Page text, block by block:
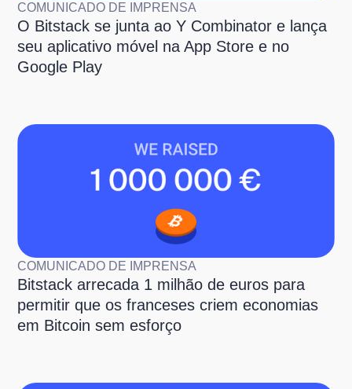
COMUNICADO DE IMPRENSA
O Bitstack se junta ao Y Combinator e lança
seu aplicativo móvel na App Store e no
Google Play
COMUNICADO DE IMPRENSA
Bitstack arrecada 1 milhão de euros para
permitir que os franceses criem economias
em Bitcoin sem esforço